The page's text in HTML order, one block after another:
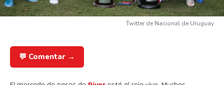
Twitter de Nacional de Uruguay
💬 Comentar →